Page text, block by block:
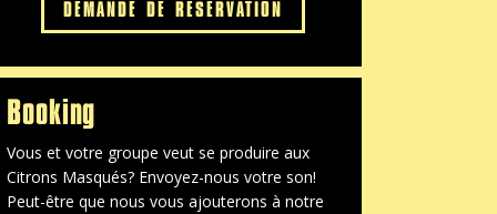
DEMANDE DE RÉSERVATION
Booking
Vous et votre groupe veut se produire aux
Citrons Masqués? Envoyez-nous votre son!
Peut-être que nous vous ajouterons à notre